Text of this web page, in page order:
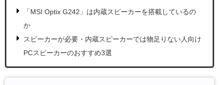
「MSI Optix G242」は内蔵スピーカーを搭載しているの
か
スピーカーが必要・内蔵スピーカーでは物足りない人向け
PCスピーカーのおすすめ3選